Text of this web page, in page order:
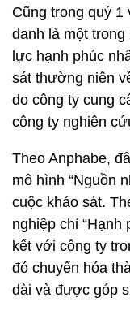
Cũng trong quý
danh là một
lực hạnh phúc
sát thường niên
do công ty cung
công ty nghiên
Theo Anphabe,
mô hình “Nguồn
cuộc khảo sát.
nghiệp chỉ
kết với công ty
đó chuyển hóa
dài và được góp